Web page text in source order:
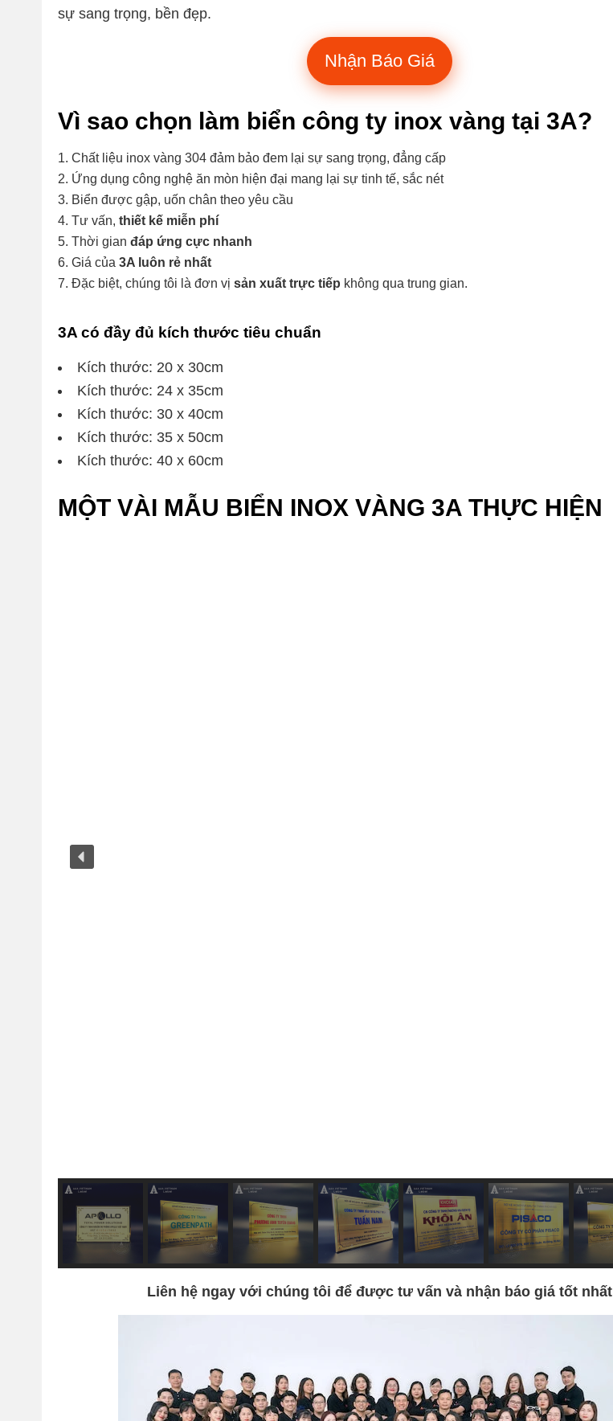
sự sang trọng, bền đẹp.
Nhận Báo Giá
Vì sao chọn làm biển công ty inox vàng tại 3A?
Chất liệu inox vàng 304 đảm bảo đem lại sự sang trọng, đẳng cấp
Ứng dụng công nghệ ăn mòn hiện đại mang lại sự tinh tế, sắc nét
Biển được gập, uốn chân theo yêu cầu
Tư vấn, thiết kế miễn phí
Thời gian đáp ứng cực nhanh
Giá của 3A luôn rẻ nhất
Đặc biệt, chúng tôi là đơn vị sản xuất trực tiếp không qua trung gian.
3A có đầy đủ kích thước tiêu chuẩn
Kích thước: 20 x 30cm
Kích thước: 24 x 35cm
Kích thước: 30 x 40cm
Kích thước: 35 x 50cm
Kích thước: 40 x 60cm
MỘT VÀI MẪU BIỂN INOX VÀNG 3A THỰC HIỆN
Liên hệ ngay với chúng tôi để được tư vấn và nhận báo giá tốt nhất